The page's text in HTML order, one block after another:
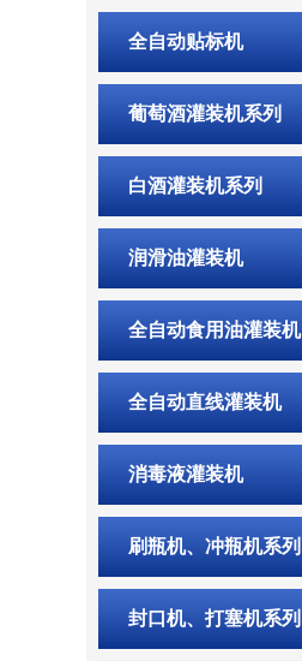
全自动贴标机
葡萄酒灌装机系列
白酒灌装机系列
润滑油灌装机
全自动食用油灌装机
全自动直线灌装机
消毒液灌装机
刷瓶机、冲瓶机系列
封口机、打塞机系列